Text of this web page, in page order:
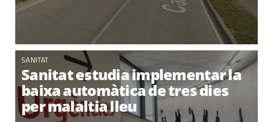
SANITAT
Sanitat estudia implementar la
baixa automàtica de tres dies
per malaltia lleu